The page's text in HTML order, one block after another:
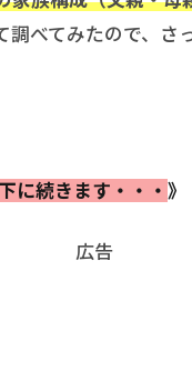
調べてみたので、さ
に続きます・・・ 》
広告